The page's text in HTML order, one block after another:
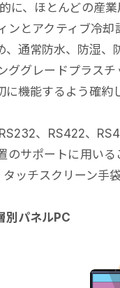
に、ほとんどの産
ンとアクティブ冷
、通常防水、防湿
ググレードプラス
機能するよう確約
、RS422、
のサポートに用い
タッチスクリーン
別パネルPC